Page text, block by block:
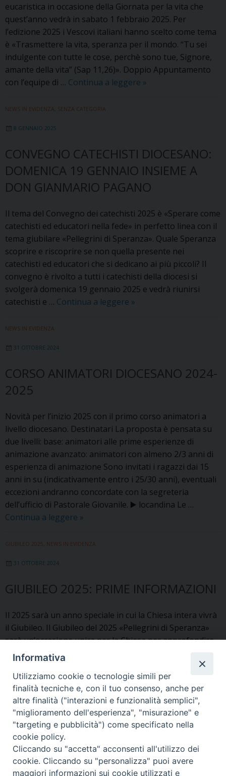
eucaristica in occasione della Giornata per la vita che
quest’anno vedrà in sabato 1 febbraio 2025. Per
l’edizione 2025 i Vescovi italiani hanno scelto come tema
è «Trasmettere la vita, speranza per il mondo. “Tu sei
indulgente con tutte le cose, perchè sono tue, Signore,
amante della vita” (Sap 11,26)». Doppio Appuntamento
con l’equipe di … Continua a leggere Giornata
»
NEWS IN EVIDENZA SENZA CATEGORIA
8 GENNAIO 2025
CONVEGNO CATECHISTI DIOCESANO:
DOMENICA 19 GENNAIO INSIEME A
DON GIANMARIO PAGANO
Il tema del Convegno dei catechisti 2025 è «Sperare come
catechisti ed educatori nella fede» in perfetto linea con il
tema giubilare «Pellegrini di Speranza». Quale Speranza
scoprire e riscoprire se non quella presente nei
catechisti ed educatori che si dedicano ai più piccoli? Il
convegno è rivolto a tutti i catechisti della diocesi si
svolgerà domenica 19 gennaio 2025 e vedrà riunirsi
catechisti e … Continua a leggere Convegno
insieme
Gianmario
Pagano
»
NEWS IN EVIDENZA
31 OTTOBRE 2024
CORSO ANIMATORI DIOCESANO 2024-
2025
Novità per l’inizio 2025 con il primo corso animatori a
livello diocesano. Destinatari La proposta è pensata su
due livelli: base: animatori alle prime esperienze di
animazione avanzato: animatori con almeno 2/3 anni di
esperienza di animazione Sono invitati i ragazzi dai 15
anni in su (indicativamente entro i 25/30 anni), eventuali
eccezioni andranno concordate con la segreteria
dell’ufficio di Pastorale Giovanile. ▶️ locandina Le …
Continua a leggere Corso
diocesano
»
GIUBILEO 2025 NEWS IN EVIDENZA
31 OTTOBRE 2024
GIUBILEO 2025: PRIME INFORMAZIONI
Il 2025 sarà un anno speciale in cui la Chiesa intera vivrà
il Giubileo. Il Giubileo del 2025 «Pellegrini di Speranza»
sarà un’occasione unica per la Chiesa per approfondire
la fede e riscoprire la speranza cristiana. L’ufficio di
Pastorale Giovanile diocesana in accordo con il vescovo
mons. Riccardo Lamba – e dopo l’incontro con i sacerdoti
di inizio ottobre – vedrà un’unica grande Chiesa
diocesana Udinese muoversi …Continua a leggere
2025:
»
« Pagina precedente
Copyright © Arcidiocesi di Udine
Informativa
Utilizziamo cookie o tecnologie simili per
finalità tecniche e, con il tuo consenso, anche per
altre finalità ("interazioni e funzionalità semplici",
"miglioramento dell'esperienza", "misurazione" e
"targeting e pubblicità") come specificato nella
cookie policy.
Cliccando su "accetta" acconsenti all'utilizzo dei
cookie. Cliccando su "personalizza" puoi avere
maggiori informazioni sui cookie utilizzati e